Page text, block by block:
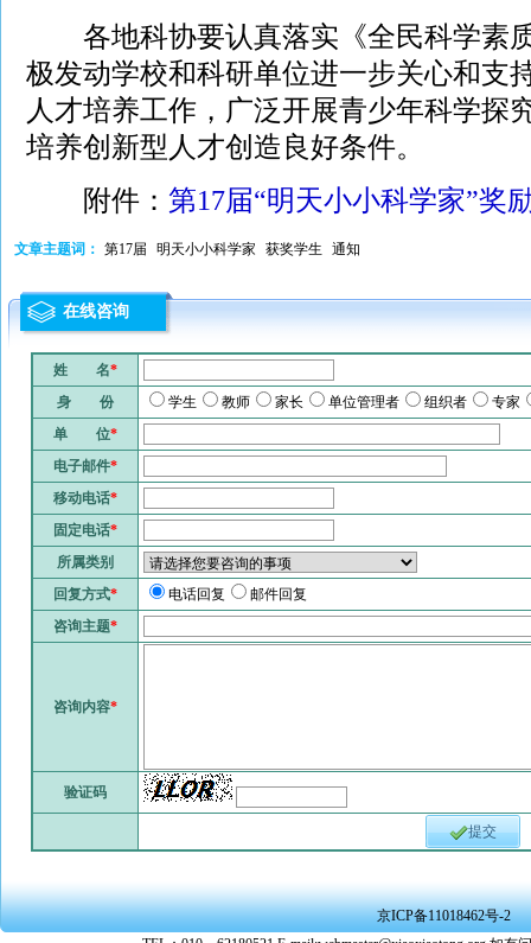
各地科协要认真落实《全民科学素
极发动学校和科研单位进一步关心和支
人才培养工作，广泛开展青少年科学探
培养创新型人才创造良好条件。
附件： 第17届“明天小小科学家”奖
文章主题词： 第17届 明天小小科学家 获奖学生 通知
在线咨询
姓 名*
身 份
学生 教师 家长 单位管理者 组织者
专家
单 位*
电子邮件*
移动电话*
固定电话*
所属类别
回复方式* 电话回复
邮件回复
咨询主题*
咨询内容*
验证码
提交
京ICP备11018462号-2